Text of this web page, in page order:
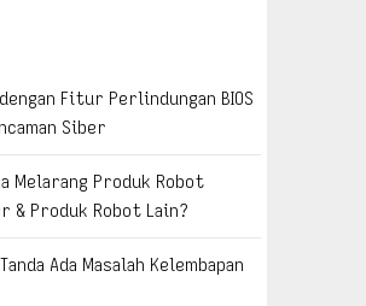
Fitur Perlindungan BIOS
Siber
Melarang Produk Robot
& Produk Robot Lain?
Ada Masalah Kelembapan